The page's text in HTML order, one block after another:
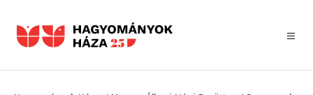
tartalomra